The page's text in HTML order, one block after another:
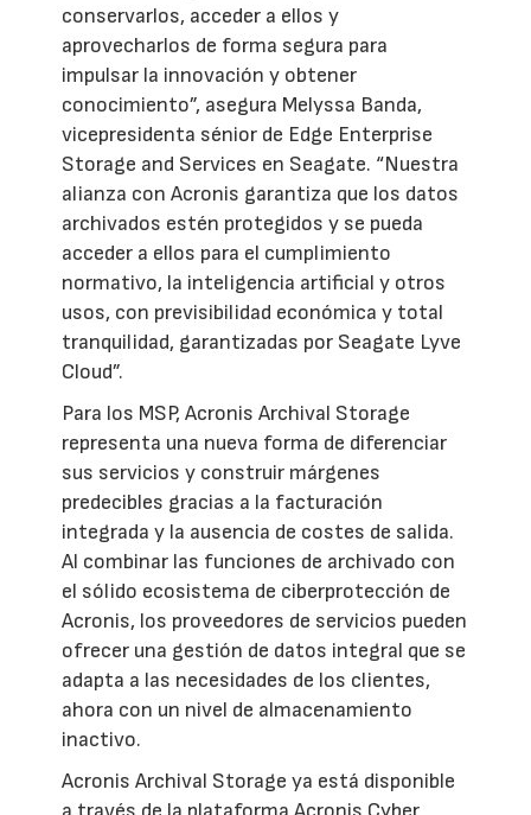
conservarlos, acceder a ellos y
aprovecharlos de forma segura para
impulsar la innovación y obtener
conocimiento”, asegura Melyssa Banda,
vicepresidenta sénior de Edge Enterprise
Storage and Services en Seagate. “Nuestra
alianza con Acronis garantiza que los datos
archivados estén protegidos y se pueda
acceder a ellos para el cumplimiento
normativo, la inteligencia artificial y otros
usos, con previsibilidad económica y total
tranquilidad, garantizadas por Seagate Lyve
Cloud”.
Para los MSP, Acronis Archival Storage
representa una nueva forma de diferenciar
sus servicios y construir márgenes
predecibles gracias a la facturación
integrada y la ausencia de costes de salida.
Al combinar las funciones de archivado con
el sólido ecosistema de ciberprotección de
Acronis, los proveedores de servicios pueden
ofrecer una gestión de datos integral que se
adapta a las necesidades de los clientes,
ahora con un nivel de almacenamiento
inactivo.
Acronis Archival Storage ya está disponible